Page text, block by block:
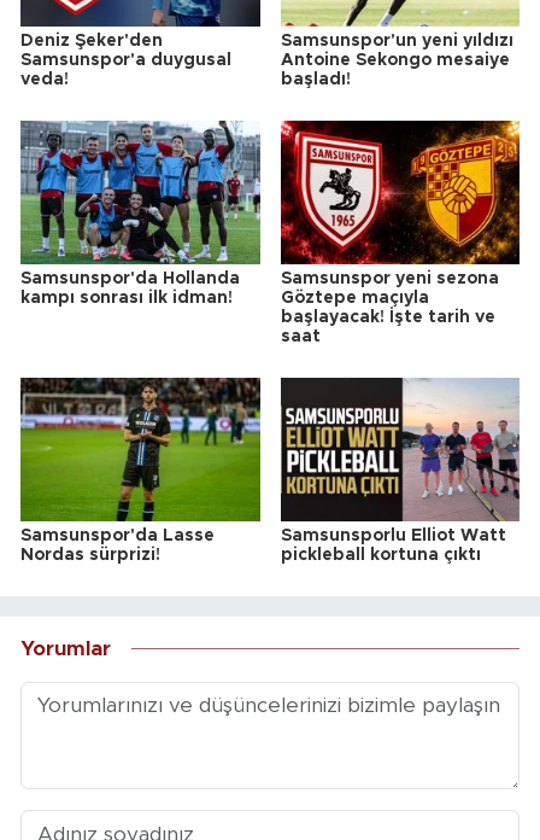
Deniz Şeker'den
Samsunspor'a duygusal
veda!
Samsunspor'un yeni yıldızı
Antoine Sekongo mesaiye
başladı!
Samsunspor'da Hollanda
kampı sonrası ilk idman!
Samsunspor yeni sezona
Göztepe maçıyla
başlayacak! İşte tarih ve
saat
Samsunspor'da Lasse
Nordas sürprizi!
Samsunsporlu Elliot Watt
pickleball kortuna çıktı
Yorumlar